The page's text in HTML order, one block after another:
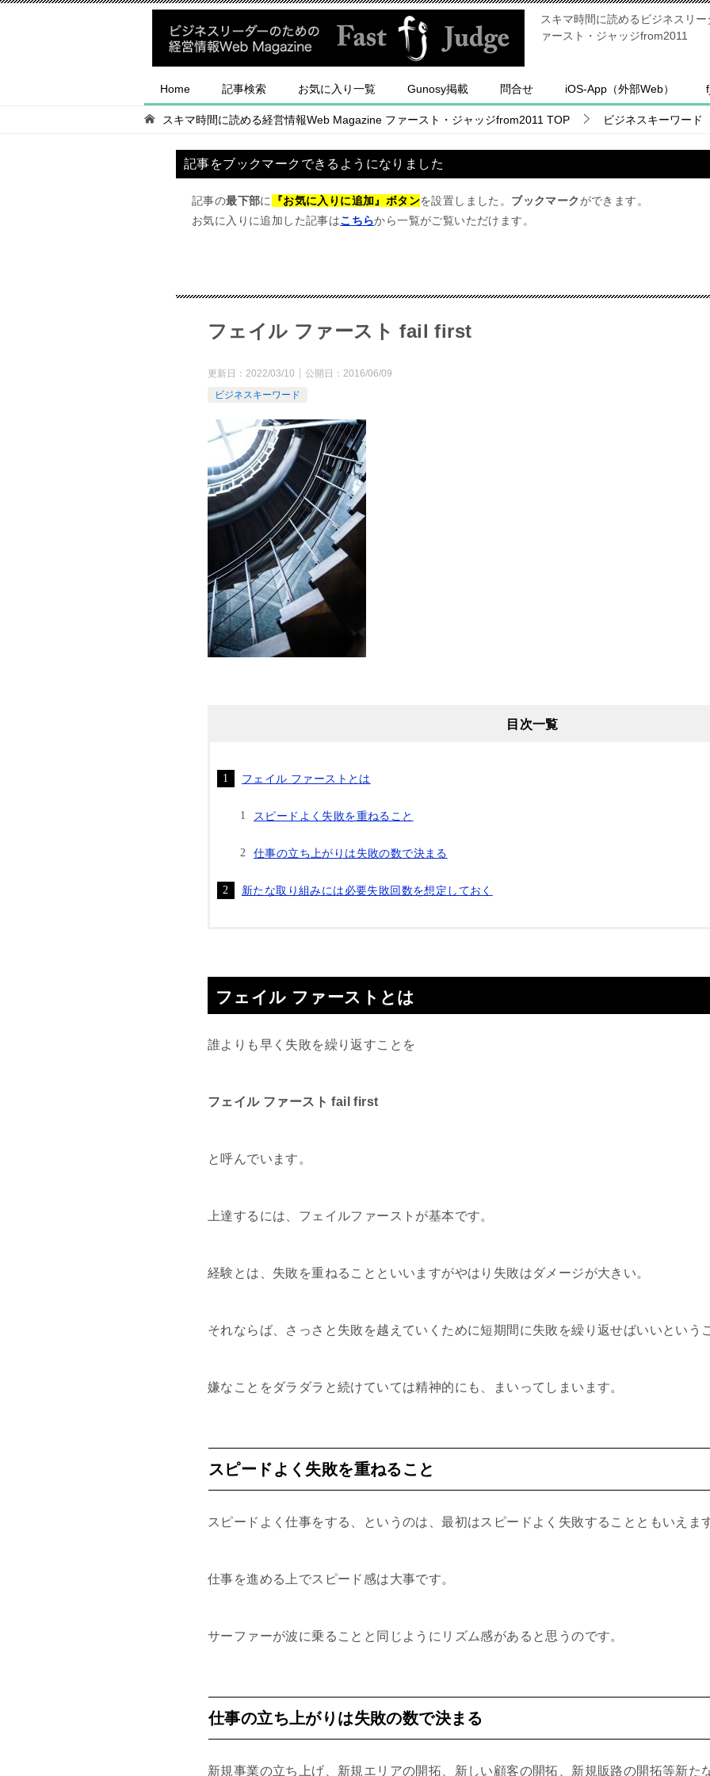
スキマ時間に読めるビジネスリ
ァースト・ジャッジfrom2011
Home 記事検索 お気に入り一覧 Gunosy掲載 問合せ iOS-App（外部Web）
スキマ時間に読める経営情報Web Magazine ファースト・ジャッジfrom2011 TOP ビジネスキーワード
記事をブックマークできるようになりました
記事の最下部に 『お気に入りに追加』ボタンを設置しました。 ブックマーク ができます。
お気に入りに追加した記事はこちらから一覧がご覧いただけます。
フェイル ファースト fail first
更新日： 2022/03/10 公開日： 2016/06/09
ビジネスキーワード
目次一覧
フェイル ファーストとは
スピードよく失敗を重ねること
仕事の立ち上がりは失敗の数で決まる
新たな取り組みには必要失敗回数を想定しておく
フェイル ファーストとは
誰よりも早く失敗を繰り返すことを
フェイル ファースト fail first
と呼んでいます。
上達するには、フェイルファーストが基本です。
経験とは、失敗を重ねることといいますがやはり失敗はダメージが大きい。
それならば、さっさと失敗を越えていくために短期間に失敗を繰り返せばいいという
嫌なことをダラダラと続けていては精神的にも、まいってしまいます。
スピードよく失敗を重ねること
スピードよく仕事をする、というのは、最初はスピードよく失敗することともいえま
仕事を進める上でスピード感は大事です。
サーファーが波に乗ることと同じようにリズム感があると思うのです。
仕事の立ち上がりは失敗の数で決まる
新規事業の立ち上げ、新規エリアの開拓、新しい顧客の開拓、新規販路の開拓等新た